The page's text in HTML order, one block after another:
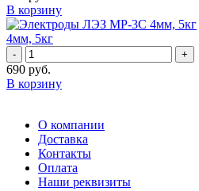
В корзину
4мм, 5кг
- +
690 руб.
В корзину
О компании
Доставка
Контакты
Оплата
Наши реквизиты